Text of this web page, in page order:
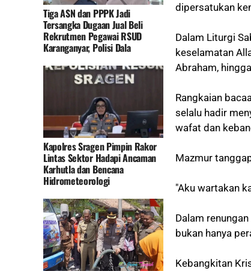
Tiga ASN dan PPPK Jadi
Tersangka Dugaan Jual Beli
Rekrutmen Pegawai RSUD
Karanganyar, Polisi Dala
Kapolres Sragen Pimpin Rakor
Lintas Sektor Hadapi Ancaman
Karhutla dan Bencana
Hidrometeorologi
dipersatukan
Dalam Liturgi
keselamatan
Abraham,
Rangkaian
selalu hadir
wafat dan
Mazmur
"Aku wartakan
Dalam
bukan hanya
Kebangkitan